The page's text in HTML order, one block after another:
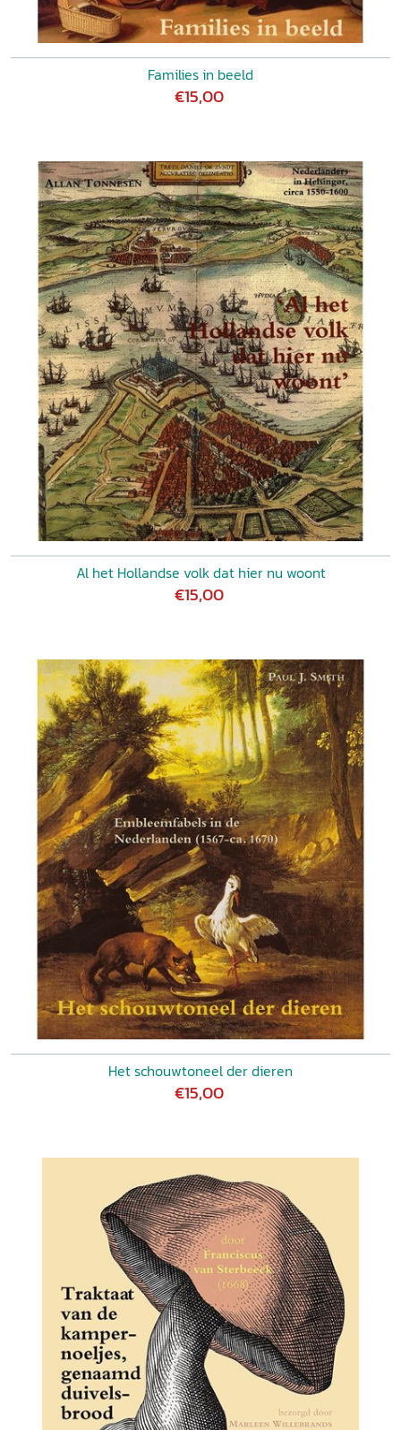
Families in beeld
€15,00
Al het Hollandse volk dat hier nu woont
€15,00
Het schouwtoneel der dieren
€15,00